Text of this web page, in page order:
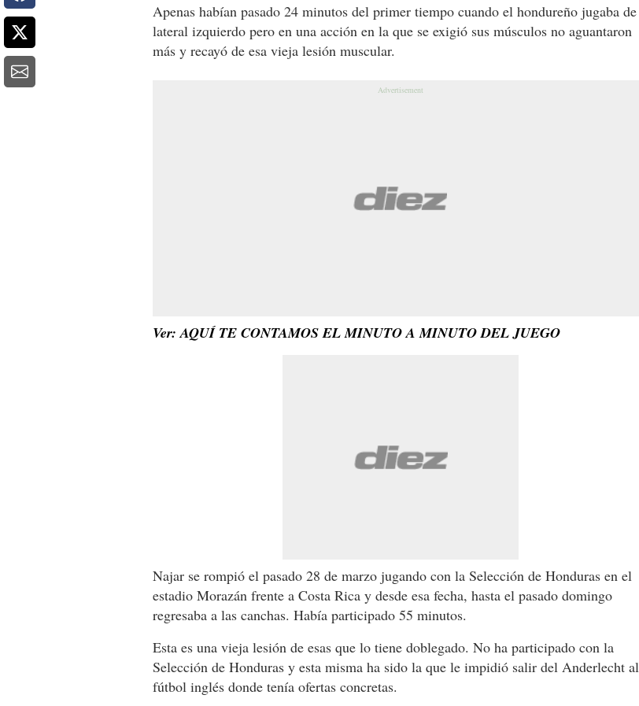
Apenas habían pasado 24 minutos del primer tiempo cuando el hondureño jugaba de
lateral izquierdo pero en una acción en la que se exigió sus músculos no aguantaron
más y recayó de esa vieja lesión muscular.
Ver: AQUÍ TE CONTAMOS EL MINUTO A MINUTO DEL JUEGO
Najar se rompió el pasado 28 de marzo jugando con la Selección de Honduras en el
estadio Morazán frente a Costa Rica y desde esa fecha, hasta el pasado domingo
regresaba a las canchas. Había participado 55 minutos.
Esta es una vieja lesión de esas que lo tiene doblegado. No ha participado con la
Selección de Honduras y esta misma ha sido la que le impidió salir del Anderlecht al
fútbol inglés donde tenía ofertas concretas.